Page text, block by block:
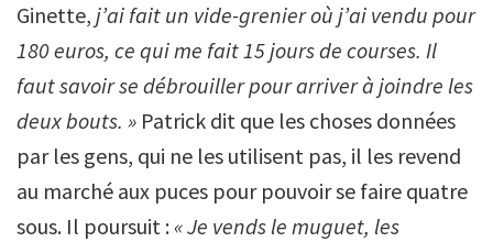
Ginette, j’ai fait un vide-grenier où j’ai vendu pour
180 euros, ce qui me fait 15 jours de courses. Il
faut savoir se débrouiller pour arriver à joindre les
deux bouts. » Patrick dit que les choses données
par les gens, qui ne les utilisent pas, il les revend
au marché aux puces pour pouvoir se faire quatre
sous. Il poursuit : «Je vends le muguet, les